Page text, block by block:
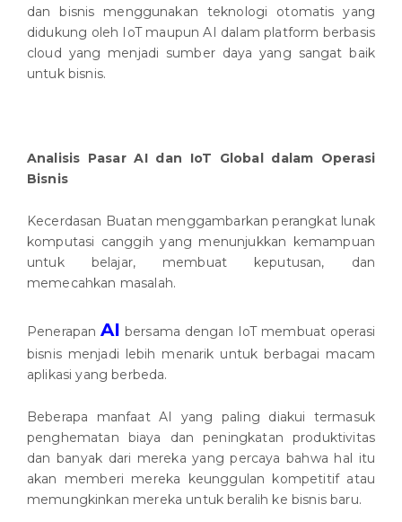
dan bisnis menggunakan teknologi otomatis yang
didukung oleh IoT maupun AI dalam platform berbasis
cloud yang menjadi sumber daya yang sangat baik
untuk bisnis.
Analisis Pasar AI dan IoT Global dalam Operasi
Bisnis
Kecerdasan Buatan menggambarkan perangkat lunak
komputasi canggih yang menunjukkan kemampuan
untuk belajar, membuat keputusan, dan
memecahkan masalah.
PenerapanAI bersama dengan IoT membuat operasi
bisnis menjadi lebih menarik untuk berbagai macam
aplikasi yang berbeda.
Beberapa manfaat AI yang paling diakui termasuk
penghematan biaya dan peningkatan produktivitas
dan banyak dari mereka yang percaya bahwa hal itu
akan memberi mereka keunggulan kompetitif atau
memungkinkan mereka untuk beralih ke bisnis baru.